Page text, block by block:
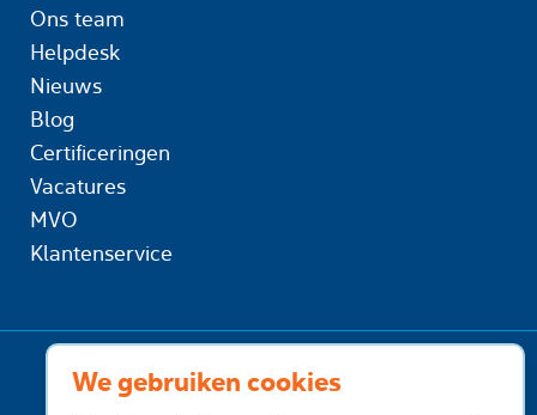
We gebruiken cookies
Ons team
Helpdesk
Nieuws
Blog
Certificeringen
Vacatures
MVO
Klantenservice